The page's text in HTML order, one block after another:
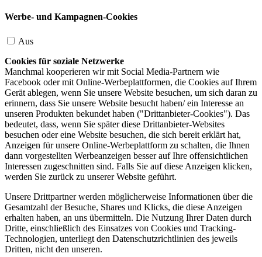
Werbe- und Kampagnen-Cookies
Aus
Cookies für soziale Netzwerke
Manchmal kooperieren wir mit Social Media-Partnern wie
Facebook oder mit Online-Werbeplattformen, die Cookies auf Ihrem
Gerät ablegen, wenn Sie unsere Website besuchen, um sich daran zu
erinnern, dass Sie unsere Website besucht haben/ ein Interesse an
unseren Produkten bekundet haben ("Drittanbieter-Cookies"). Das
bedeutet, dass, wenn Sie später diese Drittanbieter-Websites
besuchen oder eine Website besuchen, die sich bereit erklärt hat,
Anzeigen für unsere Online-Werbeplattform zu schalten, die Ihnen
dann vorgestellten Werbeanzeigen besser auf Ihre offensichtlichen
Interessen zugeschnitten sind. Falls Sie auf diese Anzeigen klicken,
werden Sie zurück zu unserer Website geführt.
Unsere Drittpartner werden möglicherweise Informationen über die
Gesamtzahl der Besuche, Shares und Klicks, die diese Anzeigen
erhalten haben, an uns übermitteln. Die Nutzung Ihrer Daten durch
Dritte, einschließlich des Einsatzes von Cookies und Tracking-
Technologien, unterliegt den Datenschutzrichtlinien des jeweils
Dritten, nicht den unseren.